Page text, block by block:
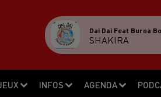
INFOS AGENDA
Dai Dai Feat Burna
SHAKIRA